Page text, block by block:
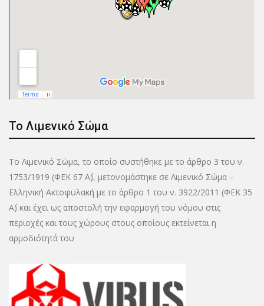
Το Λιμενικό Σώμα
Το Λιμενικό Σώμα, το οποίο συστήθηκε με το άρθρο 3 του ν.
1753/1919 (ΦΕΚ 67 Α΄), μετονομάστηκε σε Λιμενικό Σώμα –
Ελληνική Ακτοφυλακή με το άρθρο 1 του ν. 3922/2011 (ΦΕΚ 35
Α΄) και έχει ως αποστολή την εφαρμογή του νόμου στις
περιοχές και τους χώρους στους οποίους εκτείνεται η
αρμοδιότητά του